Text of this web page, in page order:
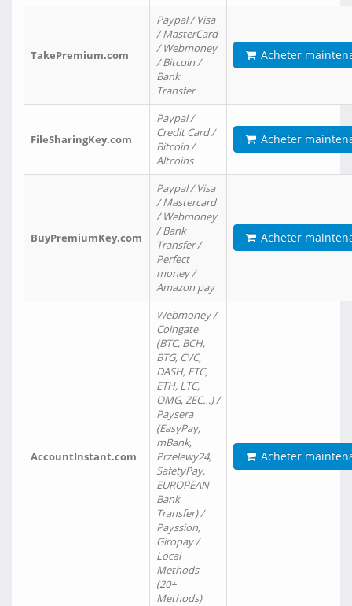
TakePremium.com
Paypal / Visa
/ MasterCard
/ Webmoney
/ Bitcoin /
Bank
Transfer
Acheter
FileSharingKey.com
Paypal /
Credit Card /
Bitcoin /
Altcoins
Acheter
BuyPremiumKey.com
Paypal / Visa
/ Mastercard
/ Webmoney
/ Bank
Transfer /
Perfect
money /
Amazon pay
Acheter
AccountInstant.com
Webmoney /
Coingate
(BTC, BCH,
BTG, CVC,
DASH, ETC,
ETH, LTC,
OMG, ZEC…) /
Paysera
(EasyPay,
mBank,
Przelewy24,
SafetyPay,
EUROPEAN
Bank
Transfer) /
Payssion,
Giropay /
Local
Methods
(20+
Methods)
Acheter